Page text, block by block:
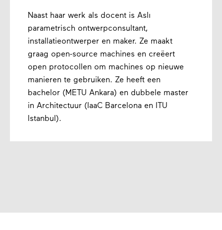
Naast haar werk als docent is Aslı
parametrisch ontwerpconsultant,
installatieontwerper en maker. Ze maakt
graag open-source machines en creëert
open protocollen om machines op nieuwe
manieren te gebruiken. Ze heeft een
bachelor (METU Ankara) en dubbele master
in Architectuur (IaaC Barcelona en ITU
Istanbul).